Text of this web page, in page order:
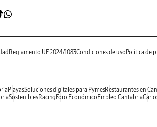
Reglamento UE 2024/1083Condiciones de uso Política de
PlayasSoluciones digitales para PymesRestaurantes en
SosteniblesRacing Foro Económico Empleo Cantabria